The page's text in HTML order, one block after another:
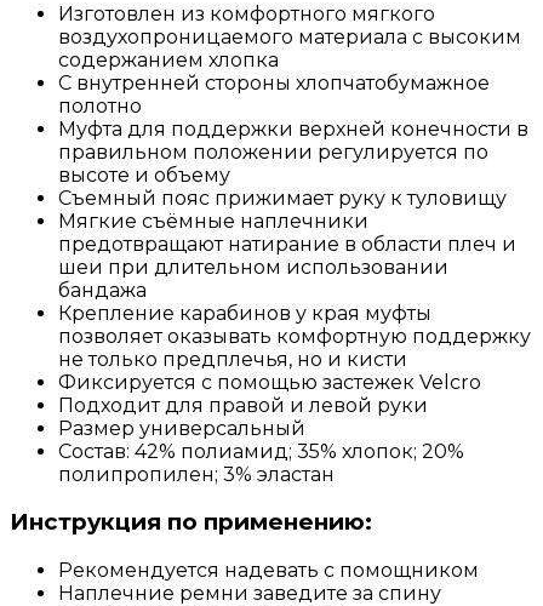
Изготовлен из комфортного мягкого
воздухопроницаемого материала с высоким
содержанием хлопка
С внутренней стороны хлопчатобумажное
полотно
Муфта для поддержки верхней конечности в
правильном положении регулируется по
высоте и объему
Съемный пояс прижимает руку к туловищу
Мягкие съёмные наплечники
предотвращают натирание в области плеч и
шеи при длительном использовании
бандажа
Крепление карабинов у края муфты
позволяет оказывать комфортную поддержку
не только предплечья, но и кисти
Фиксируется с помощью застежек Velсro
Подходит для правой и левой руки
Размер универсальный
Состав: 42% полиамид; 35% хлопок; 20%
полипропилен; 3% эластан
Инструкция по применению:
Рекомендуется надевать с помощником
Наплечние ремни заведите за спину